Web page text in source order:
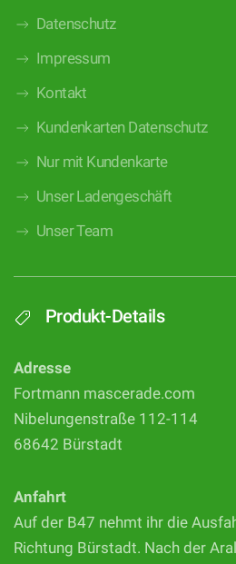
Datenschutz
Impressum
Kontakt
Kundenkarten Datenschutz
Nur mit Kundenkarte
Unser Ladengeschäft
Unser Team
Produkt-Details
Adresse
Fortmann mascerade.com
Nibelungenstraße 112-114
68642 Bürstadt
Anfahrt
Auf der B47 nehmt ihr die
Richtung Bürstadt. Nach der